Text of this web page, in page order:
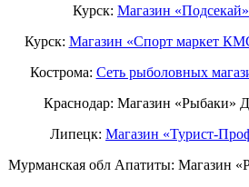
Курск: Магазин
Курск: Магазин «Спорт маркет
Кострома: Сеть рыболовных
Краснодар: Магазин «Рыбаки»
Липецк: Магазин «Турист-
Мурманская обл Апатиты: Магазин